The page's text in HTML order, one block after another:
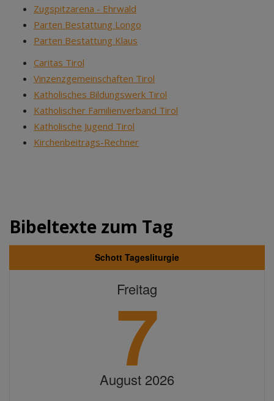
Zugspitzarena - Ehrwald
Parten Bestattung Longo
Parten Bestattung Klaus
Caritas Tirol
Vinzenzgemeinschaften Tirol
Katholisches Bildungswerk Tirol
Katholischer Familienverband Tirol
Katholische Jugend Tirol
Kirchenbeitrags-Rechner
Bibeltexte zum Tag
Schott Tagesliturgie
Freitag
7
August 2026